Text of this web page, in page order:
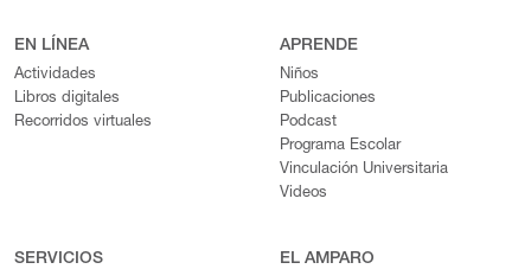
EN LÍNEA
Actividades
Libros digitales
Recorridos virtuales
APRENDE
Niños
Publicaciones
Podcast
Programa Escolar
Vinculación Universitaria
Videos
SERVICIOS EL AMPARO